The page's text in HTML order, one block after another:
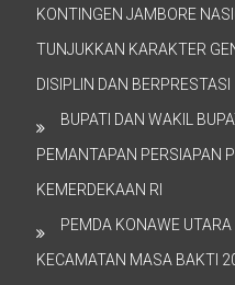
KONTINGEN JAMBORE
TUNJUKKAN KARAKTER
DISIPLIN DAN BERPRESTASI
BUPATI DAN WAKIL
PEMANTAPAN PERSIAPAN
KEMERDEKAAN RI
PEMDA KONAWE
KECAMATAN MASA BAKTI